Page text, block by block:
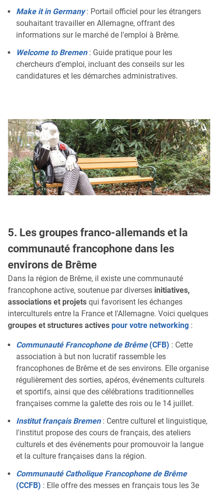
Make it in Germany: Portail officiel pour les étrangers
souhaitant travailler en Allemagne, offrant des
informations sur le marché de l'emploi à Brême.
Welcome to Bremen: Guide pratique pour les
chercheurs d’emploi, incluant des conseils sur les
candidatures et les démarches administratives.
5. Les groupes franco-allemands et la
communauté francophone dans les
environs de Brême
Dans la région de Brême, il existe une communauté
francophone active, soutenue par diverses initiatives,
associations et projets qui favorisent les échanges
interculturels entre la France et l'Allemagne. Voici quelques
groupes et structures actives pour votre networking :
Communauté Francophone de Brême(CFB) : Cette
association à but non lucratif rassemble les
francophones de Brême et de ses environs. Elle organise
régulièrement des sorties, apéros, événements culturels
et sportifs, ainsi que des célébrations traditionnelles
françaises comme la galette des rois ou le 14 juillet.
Institut français Bremen: Centre culturel et linguistique,
l'institut propose des cours de français, des ateliers
culturels et des événements pour promouvoir la langue
et la culture françaises dans la région.
Communauté Catholique Francophone de Brême
(CCFB) : Elle offre des messes en français tous les 3e